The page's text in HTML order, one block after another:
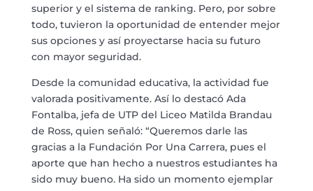
superior y el sistema de ranking. Pero, por sobre
todo, tuvieron la oportunidad de entender mejor
sus opciones y así proyectarse hacia su futuro
con mayor seguridad.
Desde la comunidad educativa, la actividad fue
valorada positivamente. Así lo destacó Ada
Fontalba, jefa de UTP del Liceo Matilda Brandau
de Ross, quien señaló: “Queremos darle las
gracias a la Fundación Por Una Carrera, pues el
aporte que han hecho a nuestros estudiantes ha
sido muy bueno. Ha sido un momento ejemplar